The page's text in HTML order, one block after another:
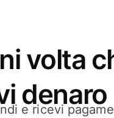
volta
denaro
e ricevi